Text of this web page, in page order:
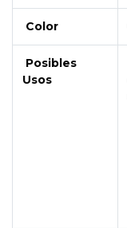
Color
Posibles
Usos